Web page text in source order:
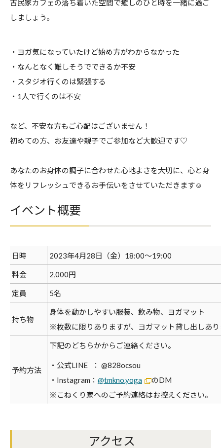
古民家カフェの落ち着いた空間で癒しのひと時を一緒に過ご
しましょう。
・ヨガ気になっていたけど始め方がわからなかった
・なんとなく難しそうでできるか不安
・スタジオ行くのは緊張する
・1人で行くのは不安
など、不安な方もご心配はございません！
初めての方、お友達や親子でご参加など大歓迎です♡
あなたのお身体の調子に合わせた心地よさを大切に、心と身
体をリフレッシュできるお手伝いをさせていただきます☺
イベント概要
日時 2023年4月28日（金）18:00〜19:00
料金 2,000円
定員 5名
持ち物
身体を動かしやすい服装、飲み物、ヨガマット
※枚数に限りありますが、ヨガマット貸し出しあり
予約方法
下記のどちらかからご連絡ください。
・公式LINE ： @828ocsou
・Instagram： @tmkno.yoga
のDM
※こねくり家へのご予約連絡はお控えください。
アクセス